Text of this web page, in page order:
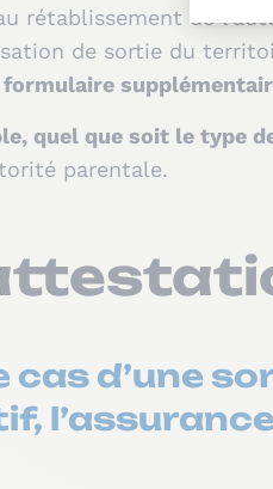
rétablissement de
de sortie du
quel que soit le type
parentale.
cas d’une